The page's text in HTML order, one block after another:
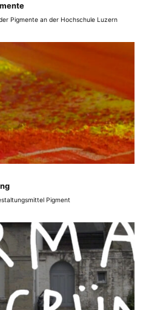
Pigmente an der Hochschule Luzern
Pigment